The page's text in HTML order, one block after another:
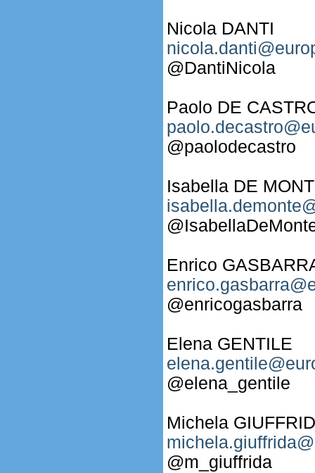
Nicola DANTI
@DantiNicola
Paolo DE
@paolodecastro
Isabella DE
Enrico
@enricogasbarra
Elena GENTILE
@elena_gentile
Michela
@m_giuffrida